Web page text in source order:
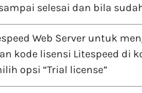
selesai dan bila
Web Server untuk
kode lisensi Litespeed di
opsi “Trial license”